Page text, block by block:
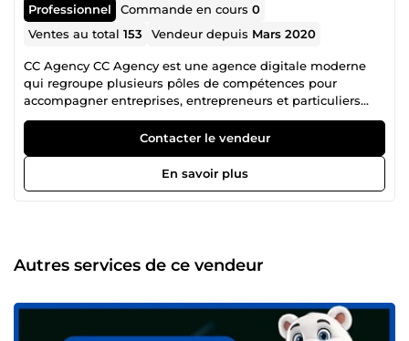
Professionnel Commande en cours0
Ventes au total153 Vendeur depuis Mars 2020
CC Agency CC Agency est une agence digitale moderne
qui regroupe plusieurs pôles de compétences pour
accompagner entreprises, entrepreneurs et particuliers
dans leurs projets en ligne. Notre équipe rassemble
plusieurs profils complémentaires : 🔎 Consultant SEO 💻
Développeur 📱 Community Manager 🎨 Graphiste 🚀
répondre à des besoins variés : visibilité sur Google,
besoin, proposer une solution efficace et livrer un travail
soigné. Que vous soyez un particulier avec un projet, un
compétences au service de votre présence et de votre
Contacter le vendeur
En savoir plus
Autres services de ce vendeur